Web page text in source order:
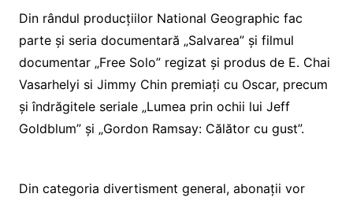
Din rândul producțiilor National Geographic fac
parte și seria documentară „Salvarea” și filmul
documentar „Free Solo” regizat și produs de E. Chai
Vasarhelyi si Jimmy Chin premiați cu Oscar, precum
și îndrăgitele seriale „Lumea prin ochii lui Jeff
Goldblum” și „Gordon Ramsay: Călător cu gust”.
Din categoria divertisment general, abonații vor